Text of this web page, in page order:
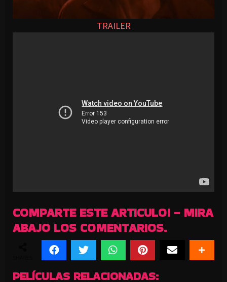
TRAILER
COMPARTE ESTE ARTICULO! - MIRA
ABAJO LOS COMENTARIOS.
PELÍCULAS RELACIONADAS: